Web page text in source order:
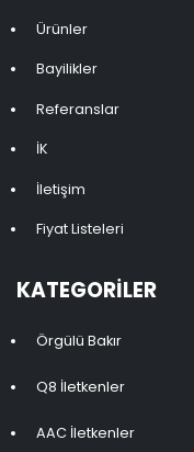
Ürünler
Bayilikler
Referanslar
İK
İletişim
Fiyat Listeleri
KATEGORILER
Örgülü Bakır
Q8 İletkenler
AAC İletkenler